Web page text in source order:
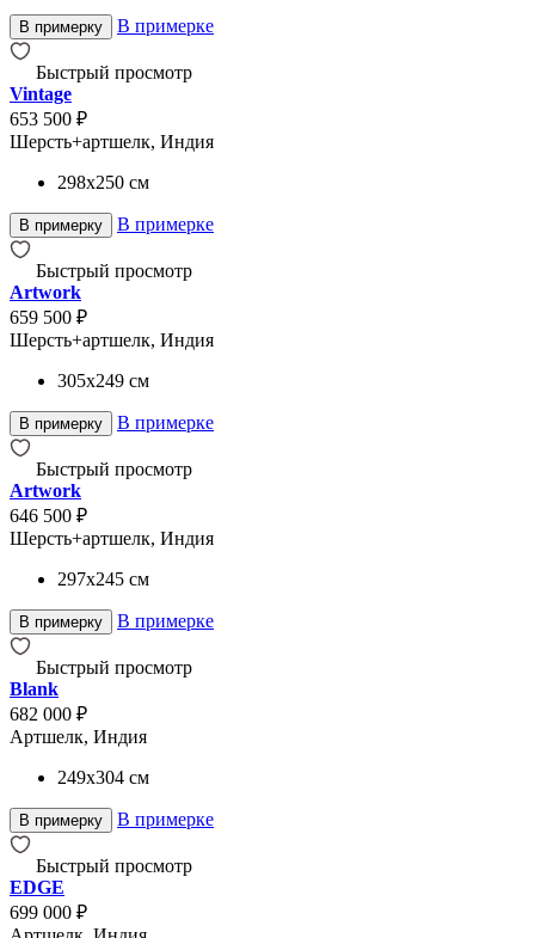
В примерку В примерке
Быстрый просмотр
Vintage
653 500 ₽
Шерсть+артшелк, Индия
298x250 см
В примерку В примерке
Быстрый просмотр
Artwork
659 500 ₽
Шерсть+артшелк, Индия
305x249 см
В примерку В примерке
Быстрый просмотр
Artwork
646 500 ₽
Шерсть+артшелк, Индия
297x245 см
В примерку В примерке
Быстрый просмотр
Blank
682 000 ₽
Артшелк, Индия
249x304 см
В примерку В примерке
Быстрый просмотр
EDGE
699 000 ₽